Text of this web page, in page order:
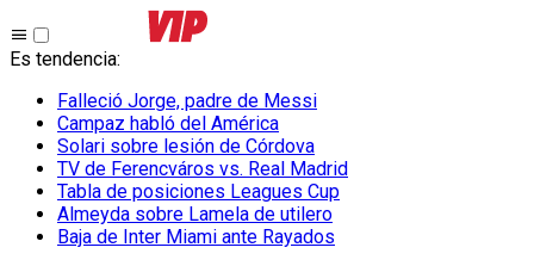
Es tendencia:
Falleció Jorge, padre de Messi
Campaz habló del América
Solari sobre lesión de Córdova
TV de Ferencváros vs. Real Madrid
Tabla de posiciones Leagues Cup
Almeyda sobre Lamela de utilero
Baja de Inter Miami ante Rayados